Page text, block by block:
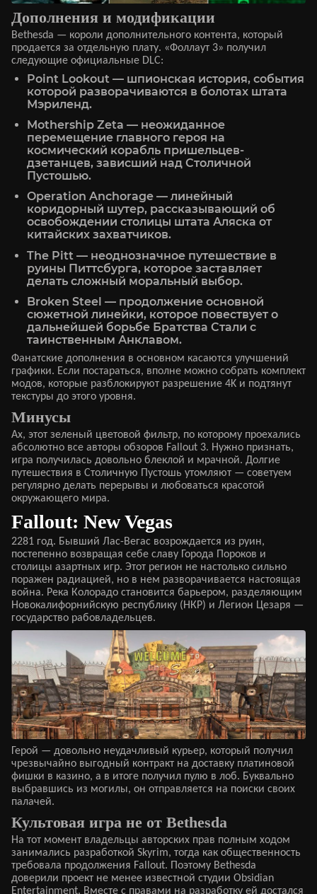
Дополнения и модификации
Bethesda — короли дополнительного контента, который
продается за отдельную плату. «Фоллаут 3» получил
следующие официальные DLC:
Point Lookout — шпионская история, события
которой разворачиваются в болотах штата
Мэриленд.
Mothership Zeta — неожиданное
перемещение главного героя на
космический корабль пришельцев-
дзетанцев, зависший над Столичной
Пустошью.
Operation Anchorage — линейный
коридорный шутер, рассказывающий об
освобождении столицы штата Аляска от
китайских захватчиков.
The Pitt — неоднозначное путешествие в
руины Питтсбурга, которое заставляет
делать сложный моральный выбор.
Broken Steel — продолжение основной
сюжетной линейки, которое повествует о
дальнейшей борьбе Братства Стали с
таинственным Анклавом.
Фанатские дополнения в основном касаются улучшений
графики. Если постараться, вполне можно собрать комплект
модов, которые разблокируют разрешение 4K и подтянут
текстуры до этого уровня.
Минусы
Ах, этот зеленый цветовой фильтр, по которому проехались
абсолютно все авторы обзоров Fallout 3. Нужно признать,
игра получилась довольно блеклой и мрачной. Долгие
путешествия в Столичную Пустошь утомляют — советуем
регулярно делать перерывы и любоваться красотой
окружающего мира.
Fallout: New Vegas
2281 год. Бывший Лас-Вегас возрождается из руин,
постепенно возвращая себе славу Города Пороков и
столицы азартных игр. Этот регион не настолько сильно
поражен радиацией, но в нем разворачивается настоящая
война. Река Колорадо становится барьером, разделяющим
Новокалифорнийскую республику (НКР) и Легион Цезаря —
государство рабовладельцев.
Герой — довольно неудачливый курьер, который получил
чрезвычайно выгодный контракт на доставку платиновой
фишки в казино, а в итоге получил пулю в лоб. Буквально
выбравшись из могилы, он отправляется на поиски своих
палачей.
Культовая игра не от Bethesda
На тот момент владельцы авторских прав полным ходом
занимались разработкой Skyrim, тогда как общественность
требовала продолжения Fallout. Поэтому Bethesda
доверили проект не менее известной студии Obsidian
Entertainment. Вместе с правами на разработку ей достался